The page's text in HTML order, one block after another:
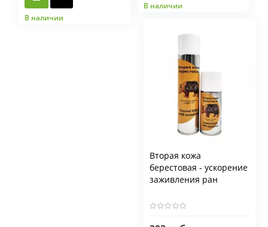
В наличии
В наличии
Вторая кожа
берестовая - ускорение
заживления ран